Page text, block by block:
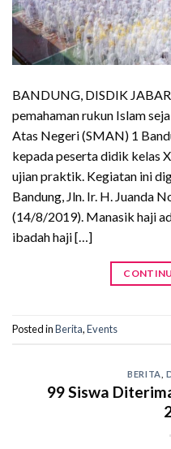
BANDUNG, DISDIK
pemahaman rukun Islam
Atas Negeri (SMAN) 1
kepada peserta didik kelas
ujian praktik. Kegiatan ini
Bandung, Jln. Ir. H. Juanda
(14/8/2019). Manasik haji
ibadah haji […]
Posted inBerita,Events
BERITA
99 Siswa